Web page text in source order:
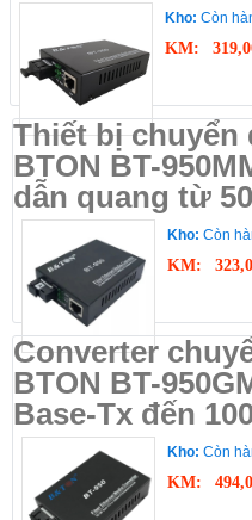
Kho: Còn
KM:
Thiết bị chuyển
BTON BT-
dẫn quang từ
Kho: Còn
KM:
Converter
BTON BT-
Base-Tx đến
Kho: Còn
KM: